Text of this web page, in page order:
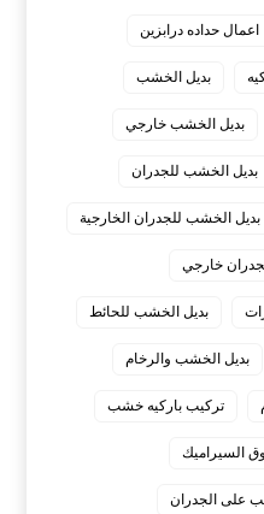
اعمال حداده درابزين
بديل الخشب
بديل الخشب خارجي
بديل الخشب للجدران
بديل الخشب للجدران الخارجية
خارجي
بديل الخشب للحائط
بديل الخشب والرخام
تركيب باركيه خشب
السيراميك
على الجدران